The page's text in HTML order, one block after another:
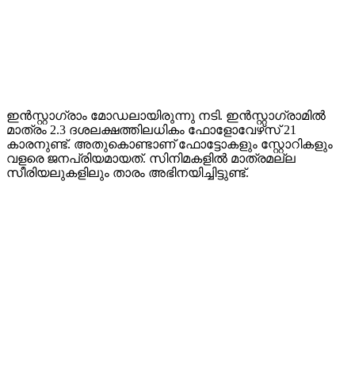
ഇൻസ്റ്റാഗ്രാം മോഡലായിരുന്നു നടി. ഇൻസ്റ്റാഗ്രാമിൽ
മാത്രം 2.3 ദശലക്ഷത്തിലധികം ഫോളോവേഴ്‌സ് 21
കാരനുണ്ട്. അതുകൊണ്ടാണ് ഫോട്ടോകളും സ്റ്റോറികളും
വളരെ ജനപ്രിയമായത്. സിനിമകളിൽ മാത്രമല്ല
സീരിയലുകളിലും താരം അഭിനയിച്ചിട്ടുണ്ട്.